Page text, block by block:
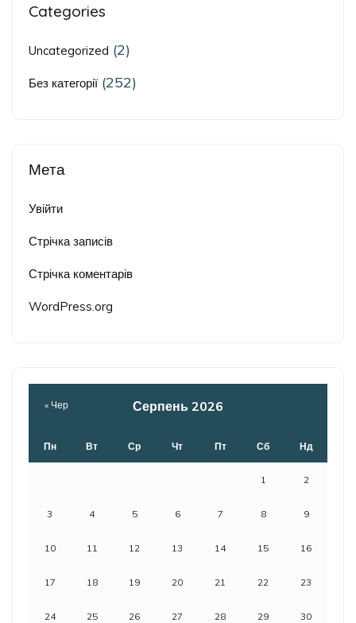
Categories
Uncategorized (2)
Без категорії (252)
Мета
Увійти
Стрічка записів
Стрічка коментарів
WordPress.org
Серпень 2026
Пн Вт Ср Чт Пт Сб Нд
1 2
3 4 5 6 7 8 9
10 11 12 13 14 15 16
17 18 19 20 21 22 23
24 25 26 27 28 29 30
« Чер